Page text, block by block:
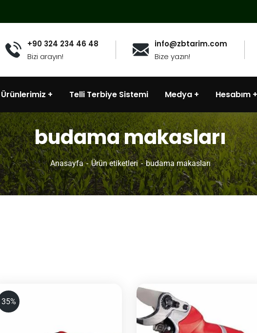
+90 324 234 46 48
Bizi arayın!
info@zbtarim.com
Bize yazın!
Ürünlerimiz Telli Terbiye Sistemi Medya Hesabım
budama makasları
Anasayfa Ürün etiketleri budama makasları
35%